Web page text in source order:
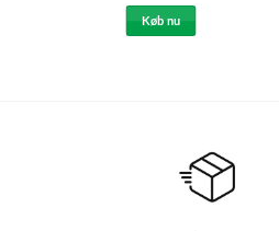
Køb nu